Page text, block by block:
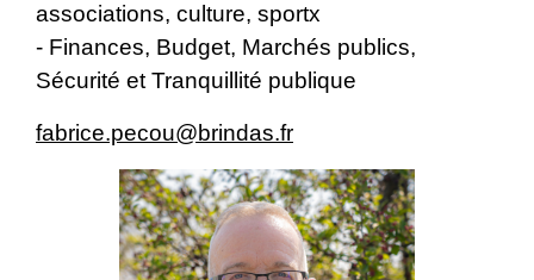
associations, culture, sportx
- Finances, Budget, Marchés publics,
Sécurité et Tranquillité publique
fabrice.pecou@brindas.fr